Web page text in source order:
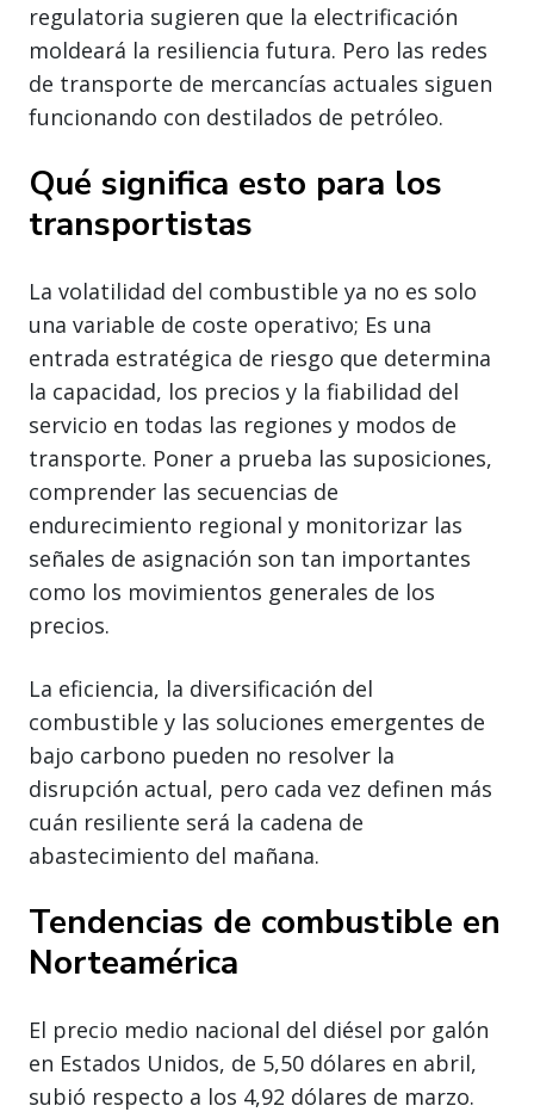
regulatoria sugieren que la electrificación
moldeará la resiliencia futura. Pero las redes
de transporte de mercancías actuales siguen
funcionando con destilados de petróleo.
Qué significa esto para los
transportistas
La volatilidad del combustible ya no es solo
una variable de coste operativo; Es una
entrada estratégica de riesgo que determina
la capacidad, los precios y la fiabilidad del
servicio en todas las regiones y modos de
transporte. Poner a prueba las suposiciones,
comprender las secuencias de
endurecimiento regional y monitorizar las
señales de asignación son tan importantes
como los movimientos generales de los
precios.
La eficiencia, la diversificación del
combustible y las soluciones emergentes de
bajo carbono pueden no resolver la
disrupción actual, pero cada vez definen más
cuán resiliente será la cadena de
abastecimiento del mañana.
Tendencias de combustible en
Norteamérica
El precio medio nacional del diésel por galón
en Estados Unidos, de 5,50 dólares en abril,
subió respecto a los 4,92 dólares de marzo.